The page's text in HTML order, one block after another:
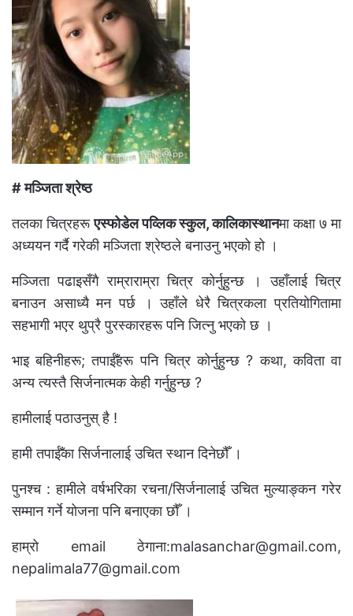
# मञ्जिता श्रेष्ठ
तलका चित्रहरूएस्फोडेल पव्लिक स्कुल, कालिकास्थानमा कक्षा ७ मा
अध्ययन गर्दै गरेकी मञ्जिता श्रेष्ठले बनाउनु भएको हो ।
मञ्जिता पढाइसँगै राम्राराम्रा चित्र कोर्नुहुन्छ । उहाँलाई चित्र
बनाउन असाध्यै मन पर्छ । उहाँले धेरै चित्रकला प्रतियोगितामा
सहभागी भएर थुप्रै पुरस्कारहरू पनि जित्नु भएको छ ।
भाइ बहिनीहरू; तपाईँहरू पनि चित्र कोर्नुहुन्छ ? कथा, कविता वा
अन्य त्यस्तै सिर्जनात्मक केही गर्नुहुन्छ ?
हामीलाई पठाउनुस् है !
हामी तपाईँका सिर्जनालाई उचित स्थान दिनेछौँ ।
पुनश्च : हामीले वर्षभरिका रचना/सिर्जनालाई उचित मुल्याङ्कन गरेर
सम्मान गर्ने योजना पनि बनाएका छौँ ।
हाम्रो email ठेगाना:malasanchar@gmail.com,
nepalimala77@gmail.com